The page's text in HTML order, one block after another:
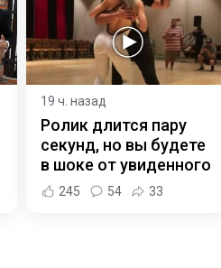
19 ч. назад
Ролик длится пару
секунд, но вы будете
в шоке от увиденного
245 54 33